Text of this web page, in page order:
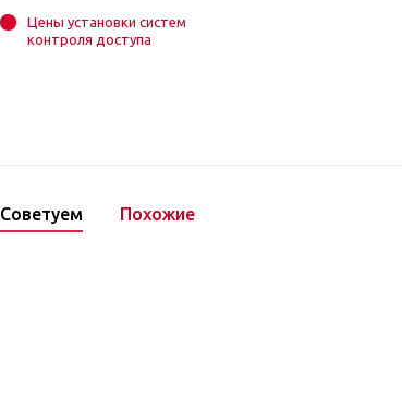
Цены установки систем
контроля доступа
Советуем Похожие